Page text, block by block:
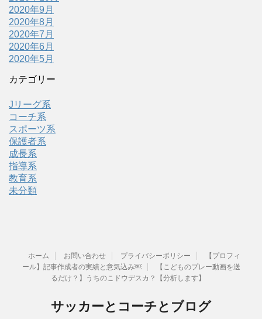
2020年9月
2020年8月
2020年7月
2020年6月
2020年5月
カテゴリー
Jリーグ系
コーチ系
スポーツ系
保護者系
成長系
指導系
教育系
未分類
ホーム お問い合わせ プライバシーポリシー
【プロフィ
ール】記事作成者の実績と意気込み￼
【こどものプレー動画を送
るだけ？】うちのこドウデスカ？【分析します】
サッカーとコーチとブログ